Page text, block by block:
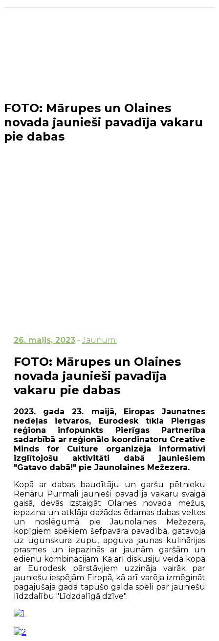
FOTO: Mārupes un Olaines
novada jaunieši pavadīja vakaru
pie dabas
26. maijs, 2023 - Jaunumi
FOTO: Mārupes un Olaines
novada jaunieši pavadīja
vakaru pie dabas
2023. gada 23. maijā, Eiropas Jaunatnes
nedēļas ietvaros, Eurodesk tīkla Pierīgas
reģiona infopunkts Pierīgas Partnerība
sadarbībā ar reģionālo koordinatoru Creative
Minds for Culture organizēja informatīvi
izglītojošu aktivitāti dabā jauniešiem
"Gatavo dabā!" pie Jaunolaines Mežezera.
Kopā ar dabas baudītāju un garšu pētnieku
Renāru Purmali jaunieši pavadīja vakaru svaigā
gaisā, devās izstaigāt Olaines novada mežus,
iepazina un atklāja dažādas ēdamas dabas veltes
un noslēgumā pie Jaunolaines Mežezera,
kopīgiem spēkiem šefpavāra pavadībā, gatavoja
uz ugunskura zupu, apguva jaunas kulinārijas
prasmes un iepazinās ar jaunām garšām un
ēdienu kombinācijām. Kā arī diskusiju veidā kopā
ar Eurodesk pārstāvjiem uzzināja vairāk par
jauniešu iespējām Eiropā, kā arī varēja izmēģināt
pagājušajā gadā tapušo galda spēli par jauniešu
līdzdalību "Līdzdalīgā dzīve".